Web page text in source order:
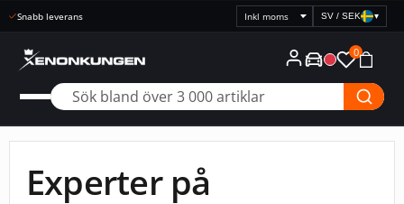
Snabb leverans
Välj
prisvisning
SV / SEK ▾
0
Experter på